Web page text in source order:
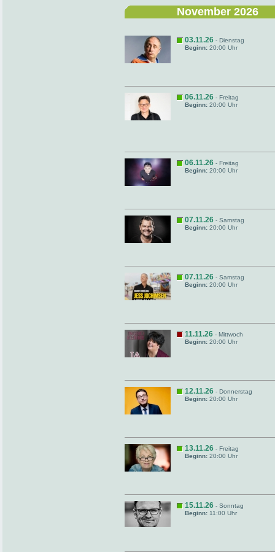
November 2026
03.11.26 - Dienstag
Beginn: 20:00 Uhr
06.11.26 - Freitag
Beginn: 20:00 Uhr
06.11.26 - Freitag
Beginn: 20:00 Uhr
07.11.26 - Samstag
Beginn: 20:00 Uhr
07.11.26 - Samstag
Beginn: 20:00 Uhr
11.11.26 - Mittwoch
Beginn: 20:00 Uhr
12.11.26 - Donnerstag
Beginn: 20:00 Uhr
13.11.26 - Freitag
Beginn: 20:00 Uhr
15.11.26 - Sonntag
Beginn: 11:00 Uhr